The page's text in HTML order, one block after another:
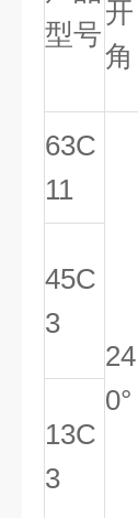
型号
开
角
63C
11
24
0°
45C
3
13C
3